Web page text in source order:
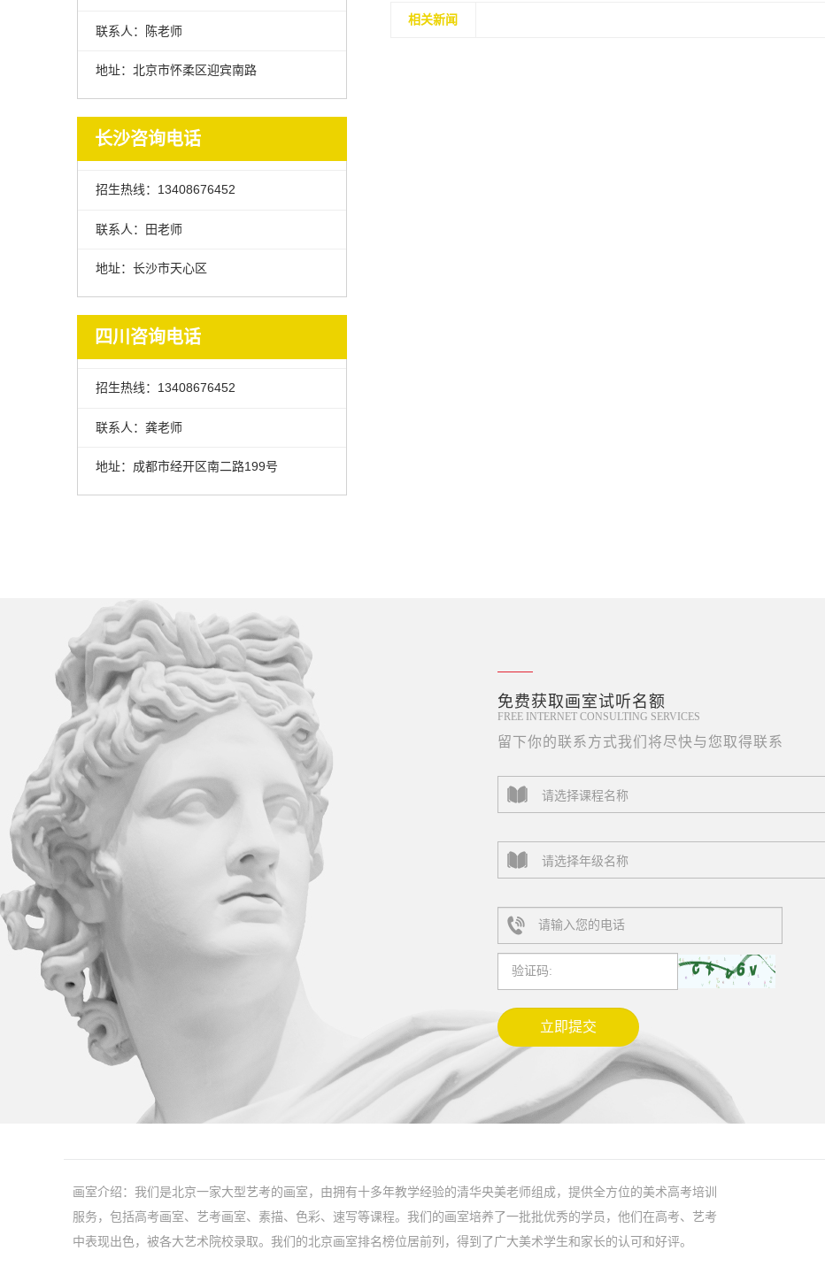
联系人：陈老师
地址：北京市怀柔区迎宾南路
长沙咨询电话
招生热线：13408676452
联系人：田老师
地址：长沙市天心区
四川咨询电话
招生热线：13408676452
联系人：龚老师
地址：成都市经开区南二路199号
相关新闻
免费获取画室试听名额
FREE INTERNET CONSULTING SERVICES
留下你的联系方式我们将尽快与您取得联系
画室介绍：我们是北京一家大型艺考的画室，由拥有十多年教学经验的清华央美老师组成，提供全方位的美术高考培训
服务，包括高考画室、艺考画室、素描、色彩、速写等课程。我们的画室培养了一批批优秀的学员，他们在高考、艺考
中表现出色，被各大艺术院校录取。我们的北京画室排名榜位居前列，得到了广大美术学生和家长的认可和好评。